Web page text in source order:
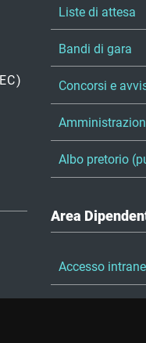
Liste di attesa
Bandi di gara
Concorsi e
Albo pretorio
Area
Accesso